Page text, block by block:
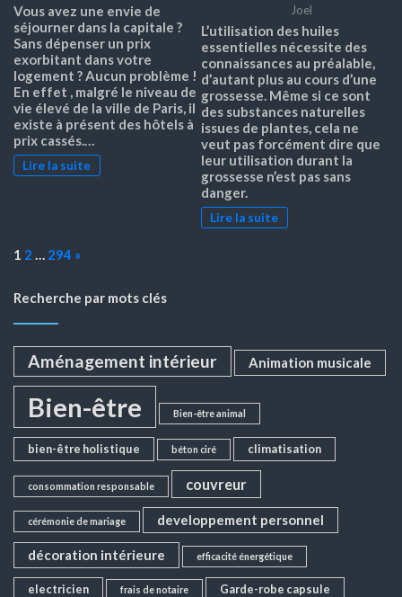
Vous avez une envie de
séjourner dans la capitale ?
Sans dépenser un prix
exorbitant dans votre
logement ? Aucun problème !
En effet , malgré le niveau de
vie élevé de la ville de Paris, il
existe à présent des hôtels à
prix cassés.…
Lire la suite
Joel
L’utilisation des huiles
essentielles nécessite des
connaissances au préalable,
d’autant plus au cours d’une
grossesse. Même si ce sont
des substances naturelles
issues de plantes, cela ne
veut pas forcément dire que
leur utilisation durant la
grossesse n’est pas sans
danger.
Lire la suite
Page:
1 2 … 294 Next
»
Recherche par mots clés
Aménagement intérieur Animation musicale
Bien-être Bien-être animal
bien-être holistique béton ciré climatisation
consommation responsable couvreur
cérémonie de mariage developpement personnel
décoration intérieure efficacité énergétique
electricien frais de notaire Garde-robe capsule